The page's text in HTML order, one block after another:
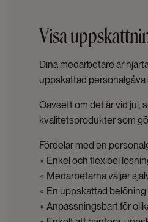
Visa
Dina medarbetare är
uppskattad personalgåva
Oavsett om det är vid jul,
kvalitetsprodukter som
Fördelar med en
◦ Enkel och flexibel
◦ Medarbetarna väljer
◦ En uppskattad
◦ Anpassningsbart för